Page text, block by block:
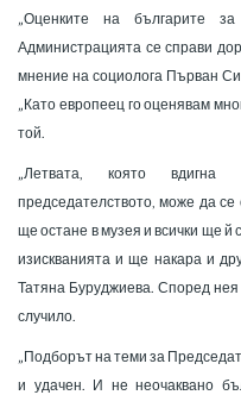
„Оценките на българите за
Администрацията се справи
мнение на социолога Първан
„Като европеец го оценявам
той.
„Летвата, която
председателството, може да
ще остане в музея и всички ще й
изискванията и ще накара и
Татяна Буруджиева. Според нея
случило.
„Подборът на теми за
и удачен. И не неочаквано